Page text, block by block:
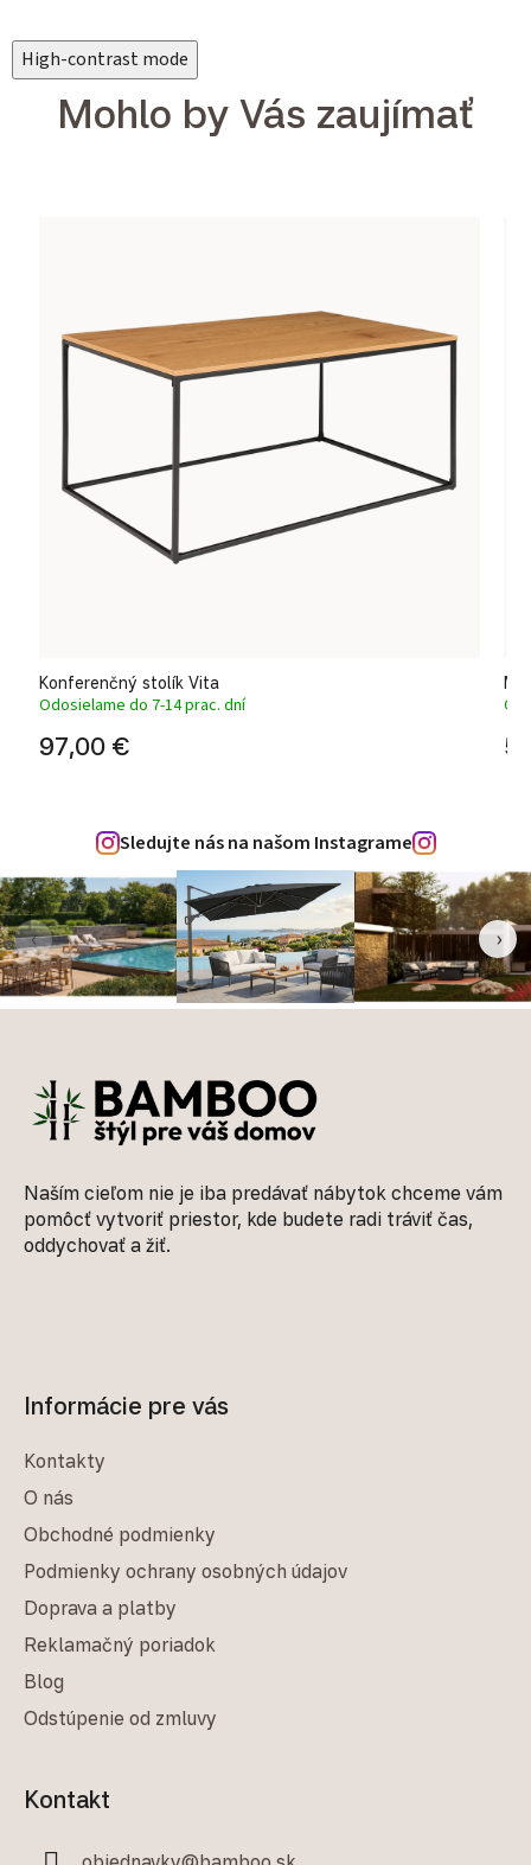
High-contrast mode
Mohlo by Vás zaujímať
Konferenčný stolík Vita
Odosielame do 7-14 prac. dní
97,00 €
Sledujte nás na našom Instagrame
‹ ›
Naším cieľom nie je iba predávať nábytok chceme vám
pomôcť vytvoriť priestor, kde budete radi tráviť čas,
oddychovať a žiť.
Informácie pre vás
Kontakty
O nás
Obchodné podmienky
Podmienky ochrany osobných údajov
Doprava a platby
Reklamačný poriadok
Blog
Odstúpenie od zmluvy
Kontakt